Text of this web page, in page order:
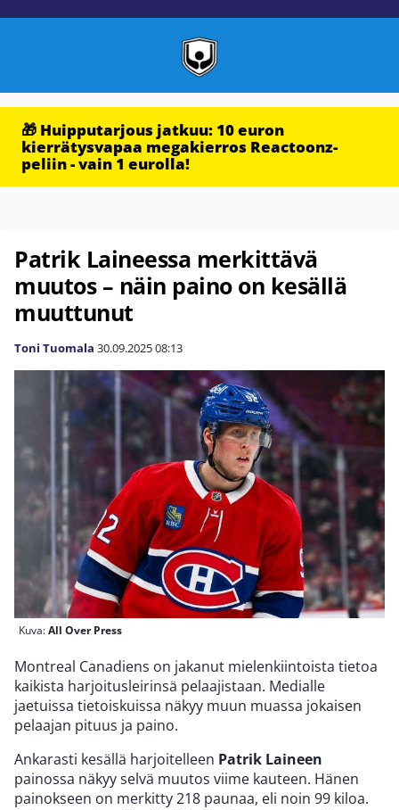
🎁 Huipputarjous jatkuu: 10 euron
kierrätysvapaa megakierros Reactoonz-
peliin - vain 1 eurolla!
Patrik Laineessa merkittävä
muutos – näin paino on kesällä
muuttunut
Toni Tuomala 30.09.202508:13
Kuva:All Over Press
Montreal Canadiens on jakanut mielenkiintoista tietoa
kaikista harjoitusleirinsä pelaajistaan. Medialle
jaetuissa tietoiskuissa näkyy muun muassa jokaisen
pelaajan pituus ja paino.
Ankarasti kesällä harjoitelleen Patrik Laineen
painossa näkyy selvä muutos viime kauteen. Hänen
painokseen on merkitty 218 paunaa, eli noin 99 kiloa.